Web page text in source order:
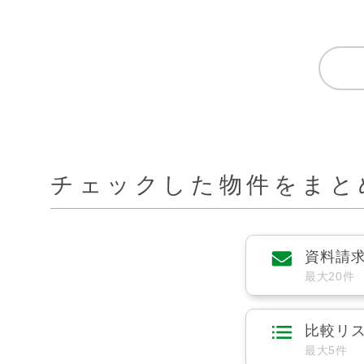
チェックした物件をまと
資料請
最大20件
比較リ
最大5件